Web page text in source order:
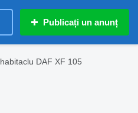
Publicați un anunț
DAF XF 105